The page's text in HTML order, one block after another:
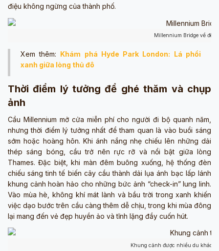
điệu không ngừng của thành phố.
Millennium Bridge về
Xem thêm: Khám phá Hyde Park London: Lá phổi
xanh giữa lòng thủ đô
Thời điểm lý tưởng để ghé thăm và chụp
ảnh
Cầu Millennium mở cửa miễn phí cho người đi bộ quanh năm,
nhưng thời điểm lý tưởng nhất để tham quan là vào buổi sáng
sớm hoặc hoàng hôn. Khi ánh nắng nhẹ chiếu lên những dải
thép sáng bóng, cầu trở nên rực rỡ và nổi bật giữa lòng
Thames. Đặc biệt, khi màn đêm buông xuống, hệ thống đèn
chiếu sáng tinh tế biến cây cầu thành dải lụa ánh bạc lấp lánh
khung cảnh hoàn hảo cho những bức ảnh “check-in” lung linh.
Vào mùa hè, không khí mát lành và bầu trời trong xanh khiến
việc dạo bước trên cầu càng thêm dễ chịu, trong khi mùa đông
lại mang đến vẻ đẹp huyền ảo và tĩnh lặng đầy cuốn hút.
Khung cảnh được nhiều du khách